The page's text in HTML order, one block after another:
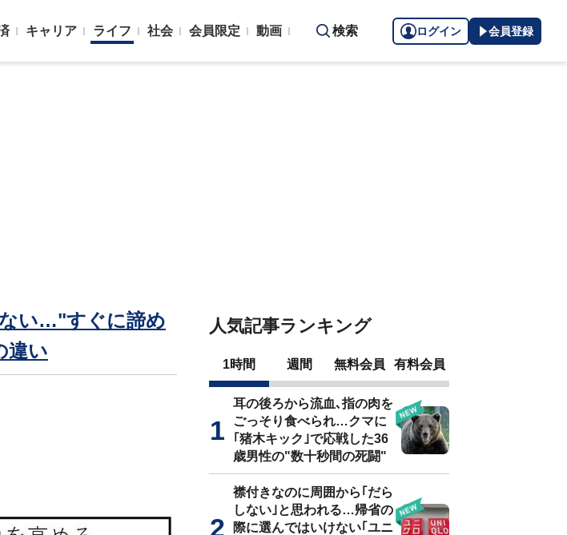
キャリア ライフ 社会 会員限定 動画 検索 ログイン 会員登録
ない…"すぐに諦め
違い
人気記事ランキング
1時間 週間 無料会員 有料会員
耳の後ろから流血､指の肉を
ごっそり食べられ…クマに
｢猪木キック｣で応戦した36
歳男性の"数十秒間の死闘"
襟付きなのに周囲から｢だら
しない｣と思われる…帰省の
際に選んではいけない｢ユニ